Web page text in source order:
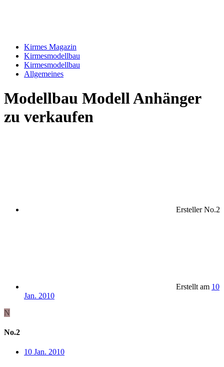
Kirmes Magazin
Kirmesmodellbau
Kirmesmodellbau
Allgemeines
Modellbau Modell Anhänger
zu verkaufen
Ersteller No.2
Erstellt am 10
Jan. 2010
N
No.2
10 Jan. 2010